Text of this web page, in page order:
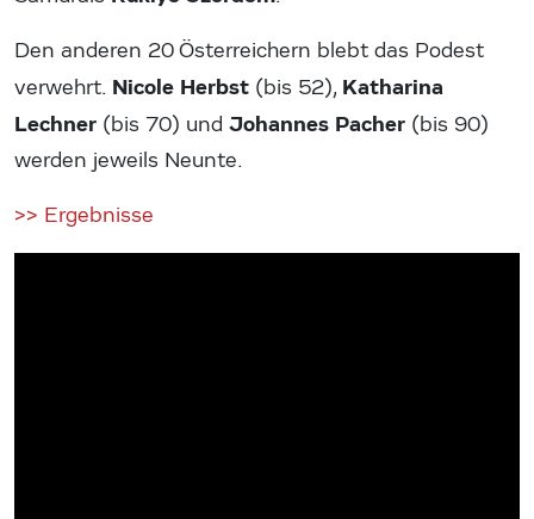
Den anderen 20 Österreichern blebt das Podest
verwehrt. Nicole Herbst (bis 52), Katharina
Lechner (bis 70) und Johannes Pacher (bis 90)
werden jeweils Neunte.
>> Ergebnisse